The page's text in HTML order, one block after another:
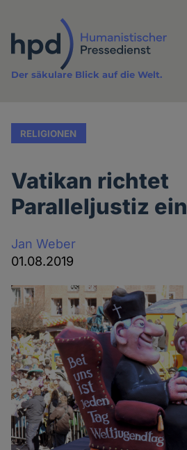
Inhalt
Der säkulare Blick auf die Welt.
RELIGIONEN
Vatikan richtet
Paralleljustiz ein
Jan Weber
01.08.2019